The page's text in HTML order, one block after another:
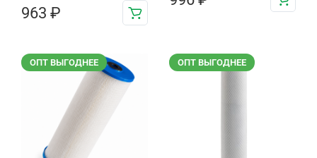
963 ₽
ОПТ ВЫГОДНЕЕ ОПТ ВЫГОДНЕЕ